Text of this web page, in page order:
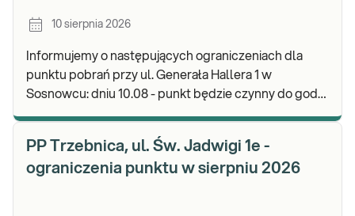
10 sierpnia 2026
Informujemy o następujących ograniczeniach dla
punktu pobrań przy ul. Generała Hallera 1 w
Sosnowcu: dniu 10.08 - punkt będzie czynny do godz.
PP Trzebnica, ul. Św. Jadwigi 1e -
ograniczenia punktu w sierpniu 2026